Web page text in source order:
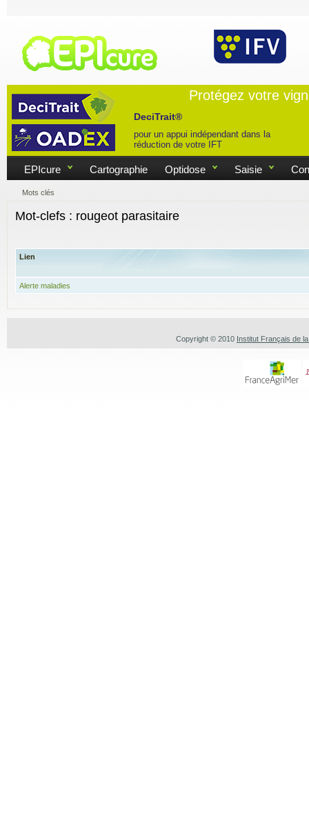
Protégez votre
DeciTrait®
pour un appui indépendant dans la
réduction de votre IFT
EPIcure Cartographie Optidose Saisie
Mots clés
Mot-clefs : rougeot parasitaire
Lien
Alerte maladies
Copyright © 2010 Institut Français de